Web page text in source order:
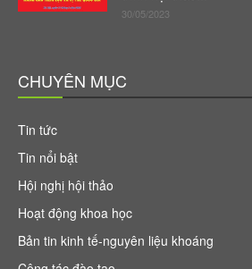
30/05/2023
CHUYÊN MỤC
Tin tức
Tin nổi bật
Hội nghị hội thảo
Hoạt động khoa học
Bản tin kinh tế-nguyên liệu khoáng